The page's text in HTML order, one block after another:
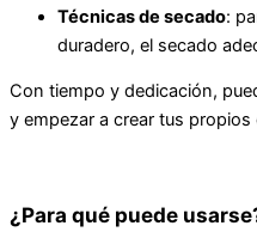
Técnicas de secado:
duradero, el secado
Con tiempo y dedicación,
y empezar a crear tus propios
¿Para qué puede